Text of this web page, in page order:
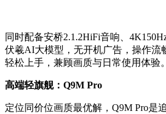
同时配备安桥2.1.2HiFi音响、
伏羲AI大模型，无开机广告，操作流
轻松上手，兼顾画质与日常使用体验。
高端轻旗舰：Q9M Pro
定位同价位画质最优解，Q9M Pro是